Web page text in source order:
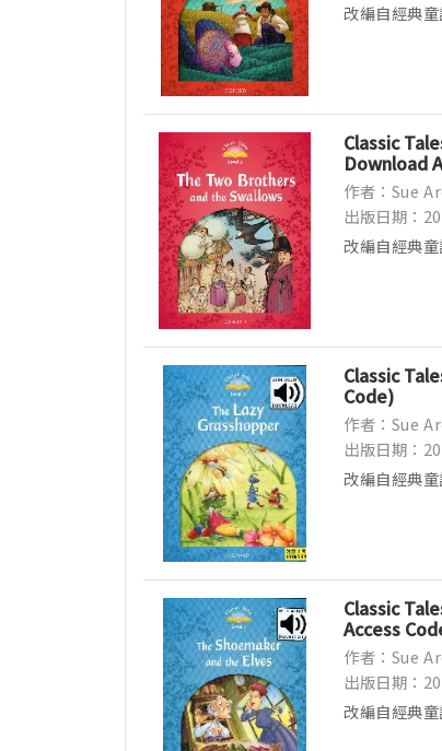
改編自經典
Classic
Download
作者：Sue
出版日期：
改編自經典
Classic
Code)
作者：Sue
出版日期：
改編自經典
Classic
Access
作者：Sue
出版日期：
改編自經典